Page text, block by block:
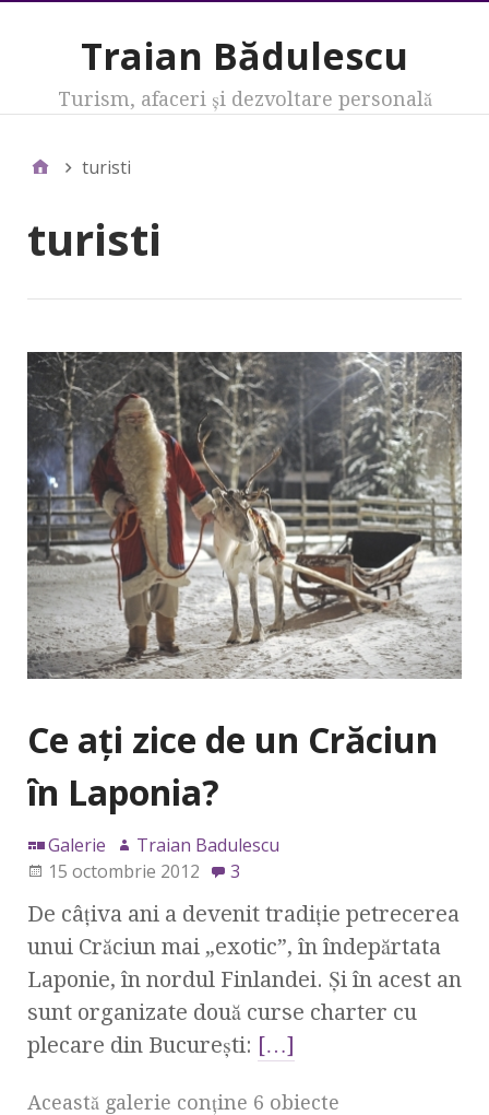
Traian Bădulescu
Turism, afaceri şi dezvoltare personală
turisti
turisti
Ce aţi zice de un Crăciun
în Laponia?
Galerie
Traian Badulescu
15 octombrie 2012
3
De câţiva ani a devenit tradiţie petrecerea
unui Crăciun mai „exotic”, în îndepărtata
Laponie, în nordul Finlandei. Şi în acest an
sunt organizate două curse charter cu
plecare din Bucureşti: […]
Această galerie conţine 6 obiecte